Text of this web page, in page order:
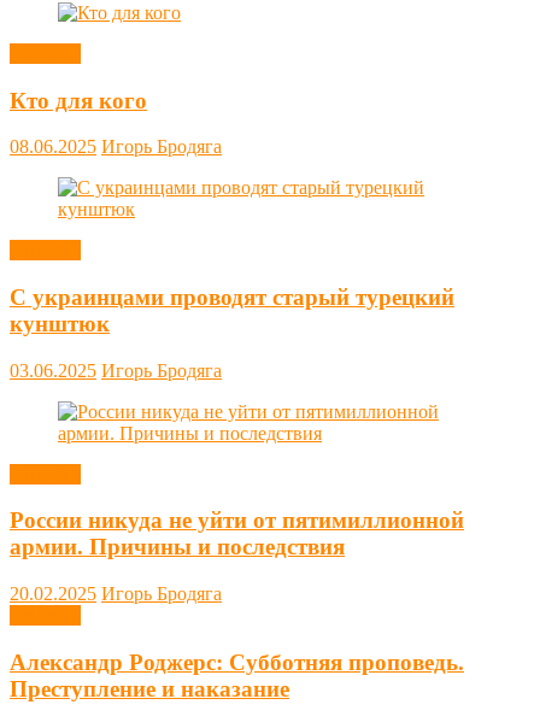
Кто для кого
08.06.2025 Игорь Бродяга
С украинцами проводят старый турецкий
кунштюк
03.06.2025 Игорь Бродяга
России никуда не уйти от пятимиллионной
армии. Причины и последствия
20.02.2025 Игорь Бродяга
Александр Роджерс: Субботняя проповедь.
Преступление и наказание